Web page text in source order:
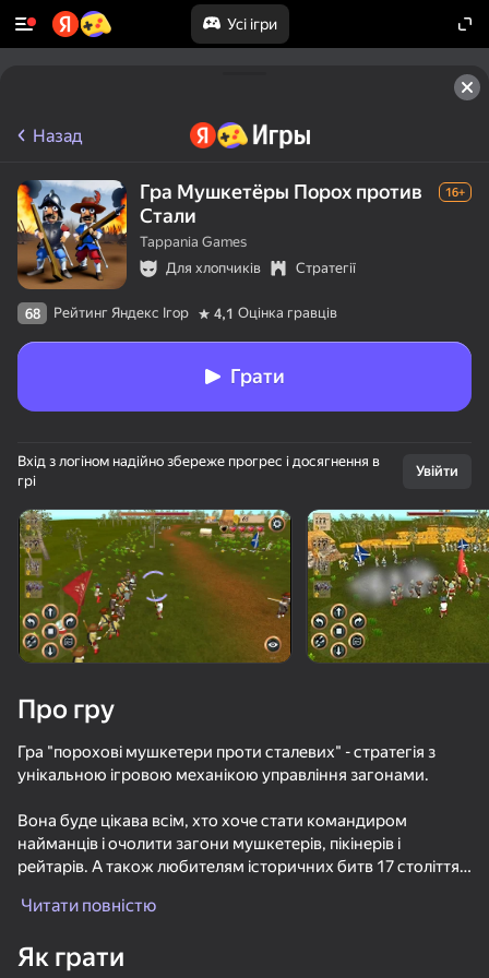
Усі ігри
Поверніть пристрій
Гра працює тільки в горизонтальній
орієнтації
Зов битвы
Назад
Гра Мушкетёры Порох против
Стали
16+
Tappania Games
Для хлопчиків
Стратегії
68 Рейтинг Яндекс Ігор 4,1 Оцінка гравців
Грати
Вхід з логіном надійно збереже прогрес і досягнення в
грі
Увійти
Про гру
Гра "порохові мушкетери проти сталевих" - стратегія з
унікальною ігровою механікою управління загонами.
Вона буде цікава всім, хто хоче стати командиром
найманців і очолити загони мушкетерів, пікінерів і
рейтарів. А також любителям історичних битв 17 століття.
Ви зможете не тільки спостерігати за боєм з боку, але і
повністю контролювати хід битви і приймати рішення, які
Читати повністю
Як грати